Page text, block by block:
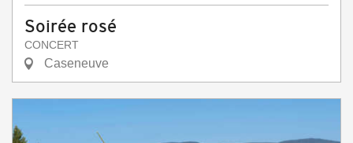
Soirée rosé
CONCERT
Caseneuve